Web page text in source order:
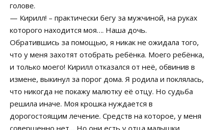
голове.
— Кирилл! – практически бегу за мужчиной, на руках
которого находится моя…. Наша дочь.
Обратившись за помощью, я никак не ожидала того,
что у меня захотят отобрать ребёнка. Моего ребёнка,
и только моего! Кирилл отказался от неё, обвинив в
измене, выкинул за порог дома. Я родила и поклялась,
что никогда не покажу малютку её отцу. Но судьба
решила иначе. Моя крошка нуждается в
дорогостоящим лечение. Средств на которое, у меня
совершенно нет… Но они есть у отца малышки.